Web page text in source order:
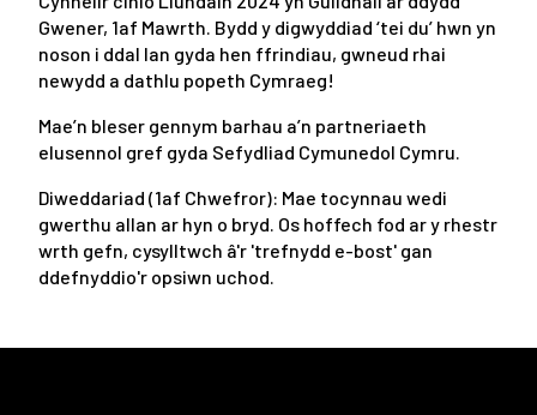
Gwener, 1af Mawrth. Bydd y digwyddiad ‘tei du’ hwn yn
noson i ddal lan gyda hen ffrindiau, gwneud rhai
newydd a dathlu popeth Cymraeg!
Mae’n bleser gennym barhau a’n partneriaeth
elusennol gref gyda Sefydliad Cymunedol Cymru.
Diweddariad (1af Chwefror): Mae tocynnau wedi
gwerthu allan ar hyn o bryd. Os hoffech fod ar y rhestr
wrth gefn, cysylltwch â'r 'trefnydd e-bost' gan
ddefnyddio'r opsiwn uchod.